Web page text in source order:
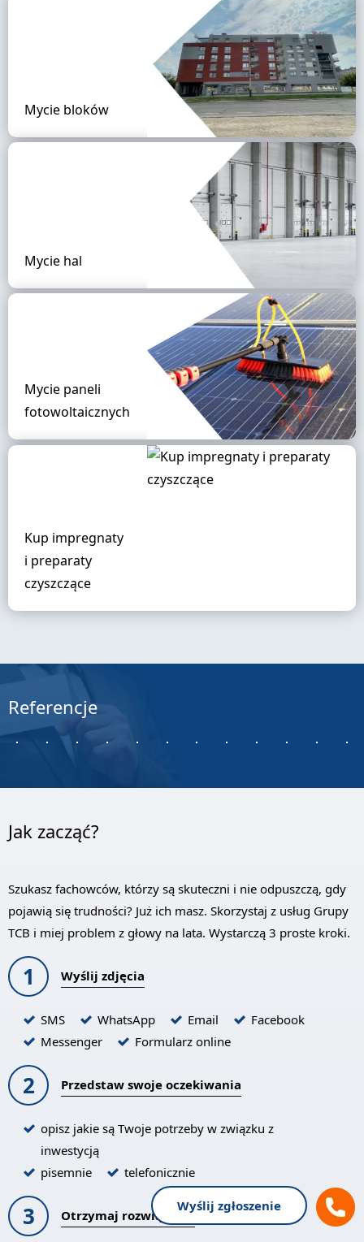
Mycie bloków
Mycie hal
Mycie paneli
fotowoltaicznych
Kup impregnaty
i preparaty
czyszczące
Referencje
Jak zacząć?
Szukasz fachowców, którzy są skuteczni i nie odpuszczą, gdy
pojawią się trudności? Już ich masz. Skorzystaj z usług Grupy
TCB i miej problem z głowy na lata. Wystarczą 3 proste kroki.
1 Wyślij zdjęcia
SMS WhatsApp Email
Facebook
Messenger
Formularz online
2 Przedstaw swoje oczekiwania
opisz jakie są Twoje potrzeby w związku z
inwestycją
pisemnie
telefonicznie
3 Otrzymaj rozwiązanie
Wyślij zgłoszenie